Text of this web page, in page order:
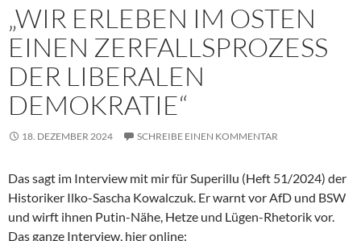
„WIR ERLEBEN IM OSTEN
EINEN ZERFALLSPROZESS
DER LIBERALEN
DEMOKRATIE“
18. DEZEMBER 2024 SCHREIBE EINEN KOMMENTAR
Das sagt im Interview mit mir für Superillu (Heft 51/2024) der
Historiker Ilko-Sascha Kowalczuk. Er warnt vor AfD und BSW
und wirft ihnen Putin-Nähe, Hetze und Lügen-Rhetorik vor.
Das ganze Interview, hier online: